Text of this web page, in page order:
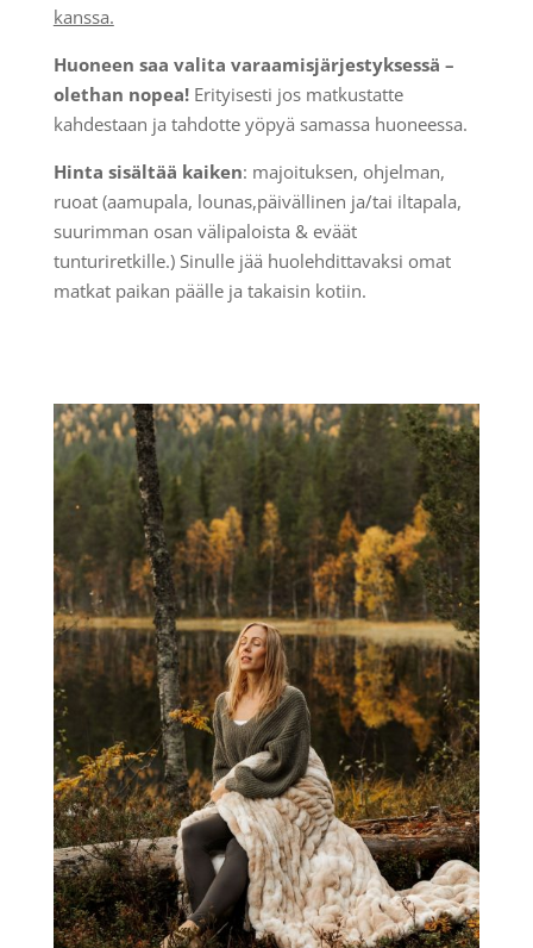
kanssa.
Huoneen saa valita varaamisjärjestyksessä –
olethan nopea!Erityisesti jos matkustatte
kahdestaan ja tahdotte yöpyä samassa huoneessa.
Hinta sisältää kaiken: majoituksen, ohjelman,
ruoat (aamupala, lounas,päivällinen ja/tai iltapala,
suurimman osan välipaloista & eväät
tunturiretkille.) Sinulle jää huolehdittavaksi omat
matkat paikan päälle ja takaisin kotiin.